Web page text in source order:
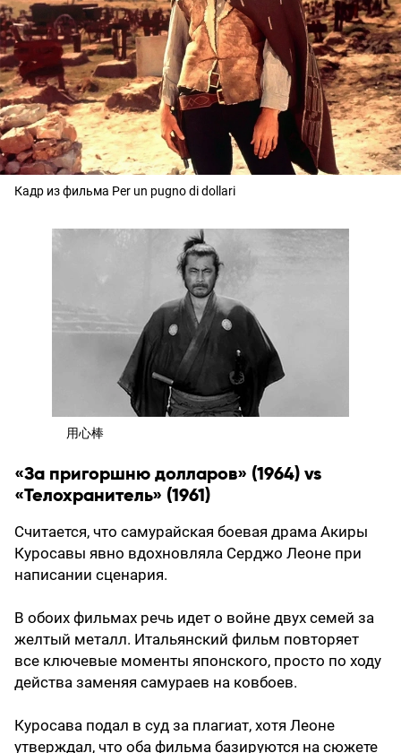
Кадр из фильма Per un pugno di dollari
用心棒
«За пригоршню долларов» (1964) vs
«Телохранитель» (1961)
Считается, что самурайская боевая драма Акиры
Куросавы явно вдохновляла Серджо Леоне при
написании сценария.
В обоих фильмах речь идет о войне двух семей за
желтый металл. Итальянский фильм повторяет
все ключевые моменты японского, просто по ходу
действа заменяя самураев на ковбоев.
Куросава подал в суд за плагиат, хотя Леоне
утверждал, что оба фильма базируются на сюжете